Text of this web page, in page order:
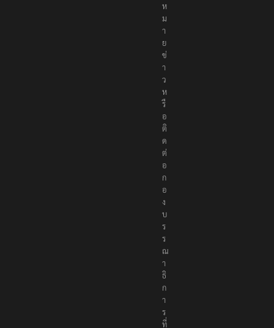
ห
ม
า
ย
ข่
า
ว
ห
รื
อ
ติ
ด
ต่
อ
ก
อ
ง
บ
ร
ร
ณ
า
ธิ
ก
า
ร
ที่